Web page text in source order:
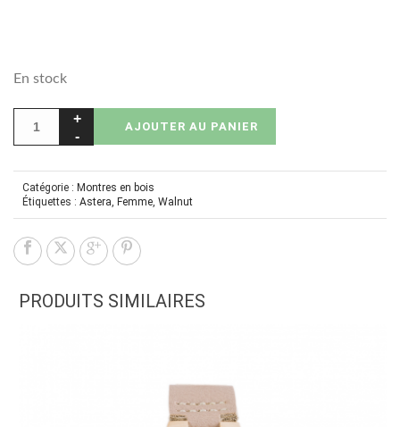
En stock
AJOUTER AU PANIER
Catégorie : Montres en bois
Étiquettes : Astera, Femme, Walnut
PRODUITS SIMILAIRES